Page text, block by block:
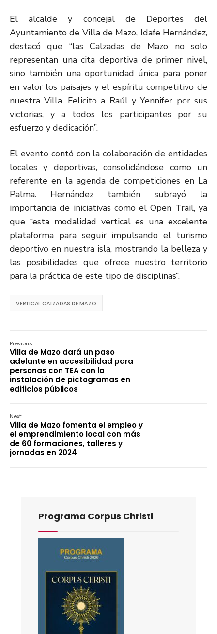
El alcalde y concejal de Deportes del
Ayuntamiento de Villa de Mazo, Idafe Hernández,
destacó que “las Calzadas de Mazo no solo
representan una cita deportiva de primer nivel,
sino también una oportunidad única para poner
en valor los paisajes y el espíritu competitivo de
nuestra Villa. Felicito a Raúl y Yennifer por sus
victorias, y a todos los participantes por su
esfuerzo y dedicación”.
El evento contó con la colaboración de entidades
locales y deportivas, consolidándose como un
referente en la agenda de competiciones en La
Palma. Hernández también subrayó la
importancia de iniciativas como el Open Trail, ya
que “esta modalidad vertical es una excelente
plataforma para seguir impulsando el turismo
deportivo en nuestra isla, mostrando la belleza y
las posibilidades que ofrece nuestro territorio
para la práctica de este tipo de disciplinas”.
VERTICAL CALZADAS DE MAZO
Previous:
Villa de Mazo dará un paso
adelante en accesibilidad para
personas con TEA con la
instalación de pictogramas en
edificios públicos
Next:
Villa de Mazo fomenta el empleo y
el emprendimiento local con más
de 60 formaciones, talleres y
jornadas en 2024
Programa Corpus Christi